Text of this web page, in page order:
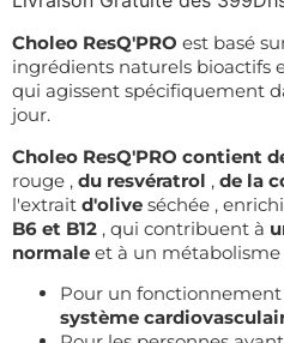
Choleo ResQ'PRO est basé
ingrédients naturels bioactifs
qui agissent spécifiquement
jour.
Choleo ResQ'PRO contient
rouge , du resvératrol , de la
l'extrait d'olive séchée ,
B6 et B12 , qui contribuent à
normale et à un
Pour un
système